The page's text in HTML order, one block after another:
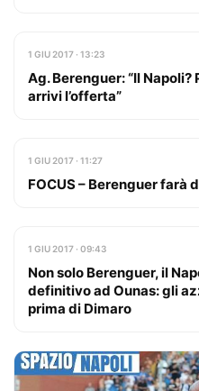
1 GIU 2017 · 13:23
Ag. Berenguer: “Il
arrivi l’offerta”
1 GIU 2017 · 11:27
FOCUS – Berenguer farà
1 GIU 2017 · 09:43
Non solo Berenguer, il
definitivo ad Ounas: gli
prima di Dimaro